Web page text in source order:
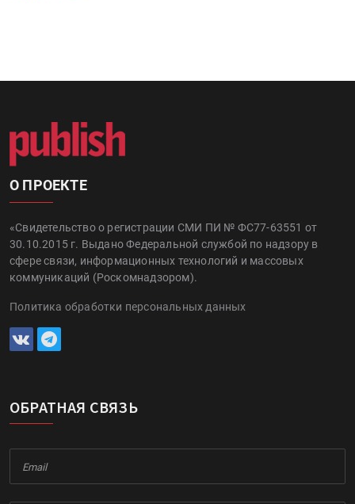
О ПРОЕКТЕ
«Свидетельство о регистрации СМИ ПИ № ФС77-63551 от
30.10.2015 г. Выдано Федеральной службой по надзору в
сфере связи, информационных технологий и массовых
коммуникаций (Роскомнадзором).
Политика обработки персональных данных
ОБРАТНАЯ СВЯЗЬ